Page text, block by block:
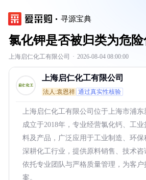
寻源宝典
氯化钾是否被归类为危
上海启仁化工有限公司 · 2026-08-04 08:00:00
上海启仁化工有限公司
法人:袁恩祥 通过真实性核验
上海启仁化工有限公司位于上海市浦东
成立于2018年，专业经营氯化钙、工
料及产品，广泛应用于工业制造、环保
深耕化工行业，提供原料销售、技术咨
依托专业团队与严格质量管理，为客
案。